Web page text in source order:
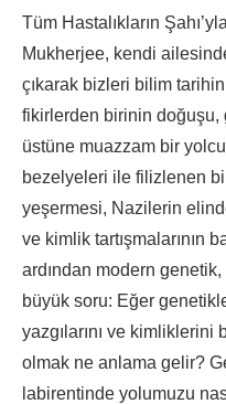
Tüm Hastalıkların
Mukherjee, kendi
çıkarak bizleri bilim
fikirlerden birinin doğuşu,
üstüne muazzam bir
bezelyeleri ile filizlenen
yeşermesi, Nazilerin
ve kimlik tartışmalarının
ardından modern
büyük soru: Eğer
yazgılarını ve
olmak ne anlama gelir?
labirentinde yolumuzu